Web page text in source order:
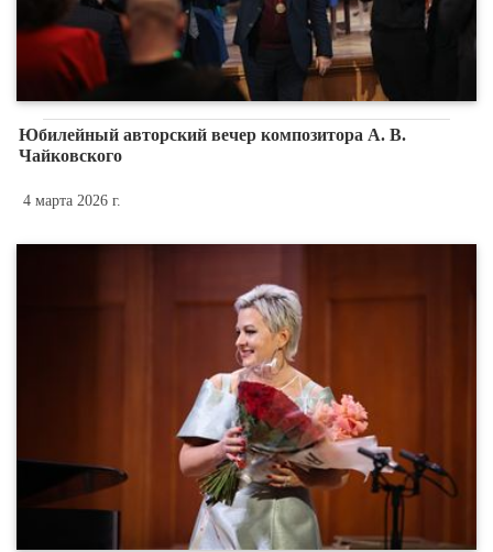
Юбилейный авторский вечер композитора А. В.
Чайковского
4 марта 2026 г.